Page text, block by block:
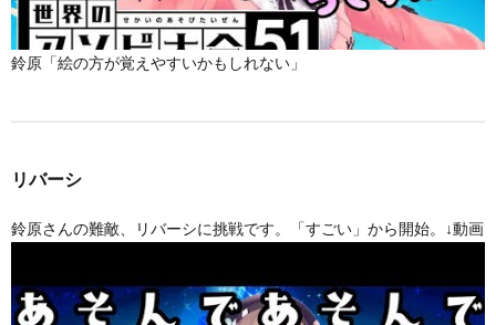
鈴原「絵の方が覚えやすいかもしれない」
リバーシ
鈴原さんの難敵、リバーシに挑戦です。「すごい」から開始。↓動画